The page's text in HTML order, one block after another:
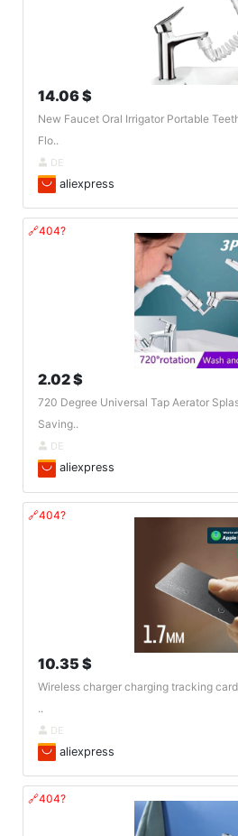
14.06 $
New Faucet Oral Irrigator Portable
Flo..
DE
aliexpress
🔗404?
2.02 $
720 Degree Universal Tap Aerator
Saving..
DE
aliexpress
🔗404?
10.35 $
Wireless charger charging tracking
..
DE
aliexpress
🔗404?